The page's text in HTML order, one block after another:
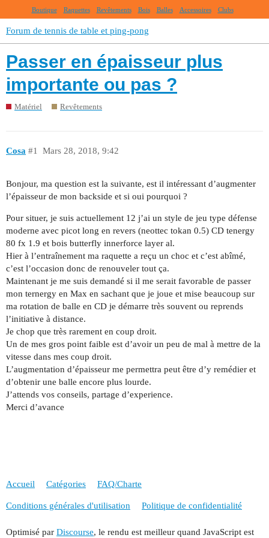
Boutique Raquettes Revêtements Bois Balles Accessoires Clubs
Forum de tennis de table et ping-pong
Passer en épaisseur plus
importante ou pas ?
Matériel Revêtements
Cosa Mars 28, 2018, 9:42
#1
Bonjour, ma question est la suivante, est il intéressant d’augmenter
l’épaisseur de mon backside et si oui pourquoi ?
Pour situer, je suis actuellement 12 j’ai un style de jeu type défense
moderne avec picot long en revers (neottec tokan 0.5) CD tenergy
80 fx 1.9 et bois butterfly innerforce layer al.
Hier à l’entraînement ma raquette a reçu un choc et c’est abîmé,
c’est l’occasion donc de renouveler tout ça.
Maintenant je me suis demandé si il me serait favorable de passer
mon ternergy en Max en sachant que je joue et mise beaucoup sur
ma rotation de balle en CD je démarre très souvent ou reprends
l’initiative à distance.
Je chop que très rarement en coup droit.
Un de mes gros point faible est d’avoir un peu de mal à mettre de la
vitesse dans mes coup droit.
L’augmentation d’épaisseur me permettra peut être d’y remédier et
d’obtenir une balle encore plus lourde.
J’attends vos conseils, partage d’experience.
Merci d’avance
Accueil Catégories FAQ/Charte
Conditions générales d'utilisation Politique de confidentialité
Optimisé par Discourse, le rendu est meilleur quand JavaScript est